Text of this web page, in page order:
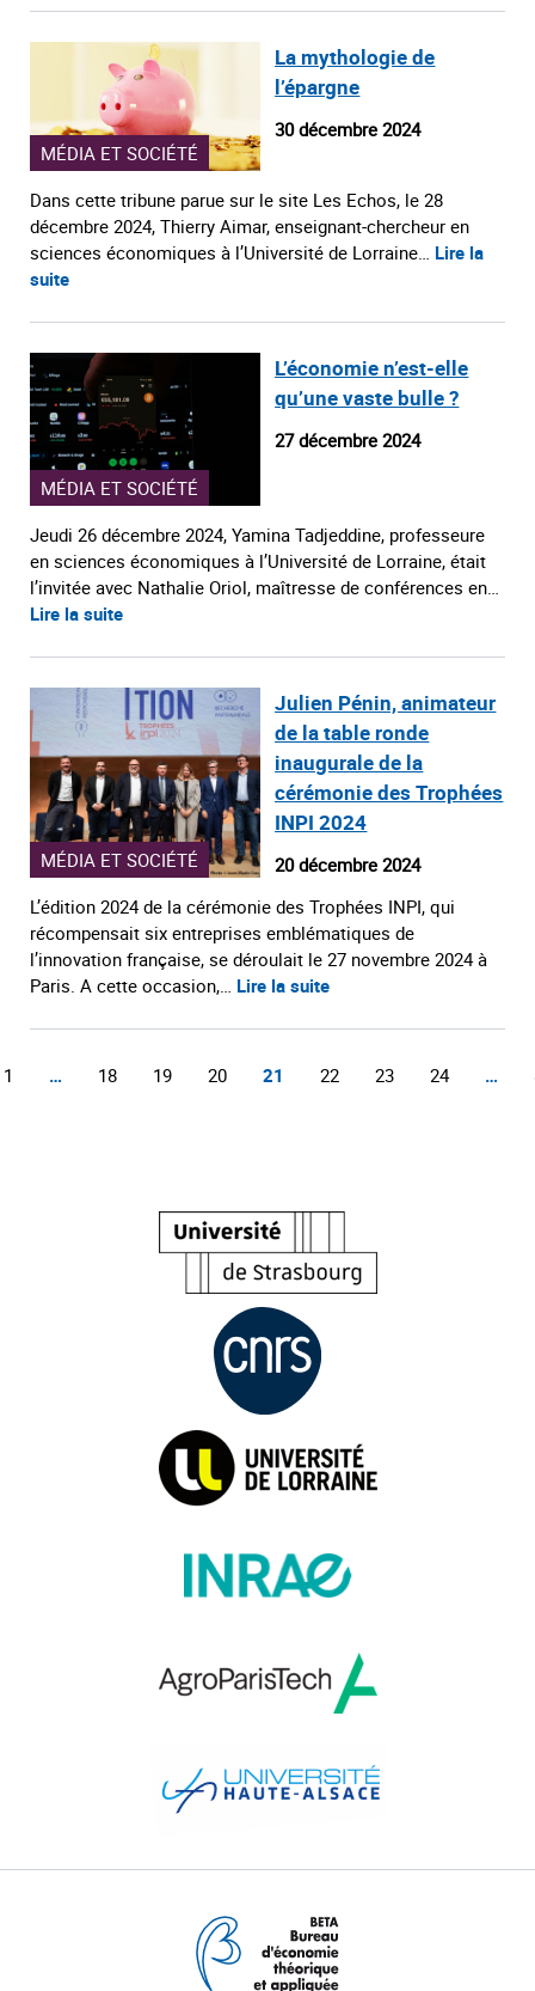
MÉDIA ET SOCIÉTÉ
La mythologie de
l’épargne
30 décembre 2024
Dans cette tribune parue sur le site Les Echos, le 28
décembre 2024, Thierry Aimar, enseignant-chercheur en
sciences économiques à l’Université de Lorraine… Lire la
suite
MÉDIA ET SOCIÉTÉ
L’économie n’est-elle
qu’une vaste bulle ?
27 décembre 2024
Jeudi 26 décembre 2024, Yamina Tadjeddine, professeure
en sciences économiques à l’Université de Lorraine, était
l’invitée avec Nathalie Oriol, maîtresse de conférences en…
Lire la suite
MÉDIA ET SOCIÉTÉ
Julien Pénin, animateur
de la table ronde
inaugurale de la
cérémonie des Trophées
INPI 2024
20 décembre 2024
L’édition 2024 de la cérémonie des Trophées INPI, qui
récompensait six entreprises emblématiques de
l’innovation française, se déroulait le 27 novembre 2024 à
Paris. A cette occasion,… Lire la suite
1 … 18 19 20 21 22 23 24 …